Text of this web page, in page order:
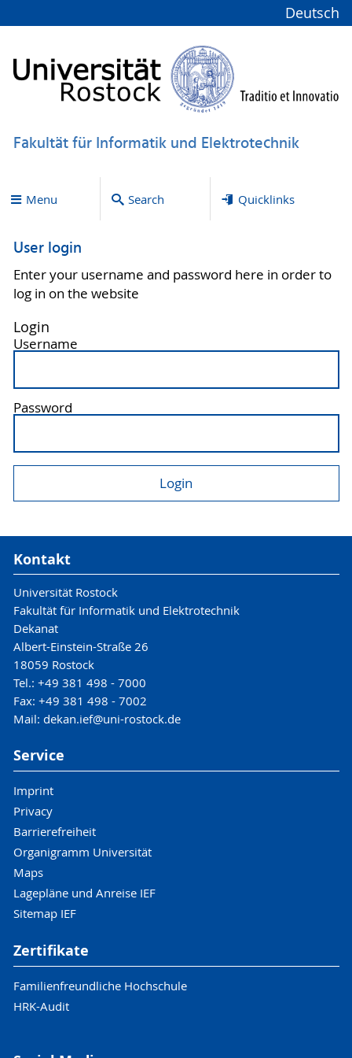
Deutsch
Fakultät für Informatik und Elektrotechnik
Menu Search Quicklinks
User login
Enter your username and password here in order to
log in on the website
Login
Username
Password
Kontakt
Universität Rostock
Fakultät für Informatik und Elektrotechnik
Dekanat
Albert-Einstein-Straße 26
18059 Rostock
Tel.: +49 381 498 - 7000
Fax: +49 381 498 - 7002
Mail: dekan.ief@uni-rostock.de
Service
Imprint
Privacy
Barrierefreiheit
Organigramm Universität
Maps
Lagepläne und Anreise IEF
Sitemap IEF
Zertifikate
Familienfreundliche Hochschule
HRK-Audit